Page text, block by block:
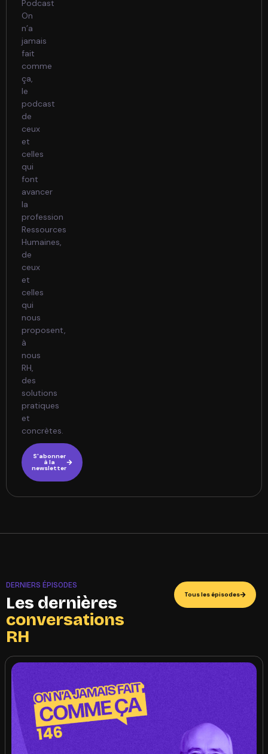
Podcast
On
n’a
jamais
fait
comme
ça,
le
podcast
de
ceux
et
celles
qui
font
avancer
la
profession
Ressources
Humaines,
de
ceux
et
celles
qui
nous
proposent,
à
nous
RH,
des
solutions
pratiques
et
concrètes.
S'abonner
à la
newsletter
DERNIERS ÉPISODES
Les dernières
conversations
RH
Tous les épisodes